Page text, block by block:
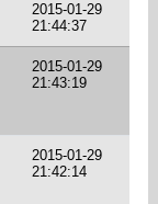
2015-01-29
21:44:37
2015-01-29
21:43:19
2015-01-29
21:42:14